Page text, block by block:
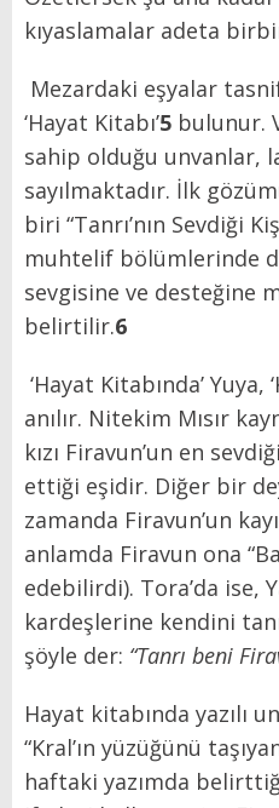
kıyaslamalar adeta
Mezardaki eşyalar
‘Hayat Kitabı’5 bulunur.
sahip olduğu unvanlar,
sayılmaktadır. İlk
biri “Tanrı’nın Sevdiği
muhtelif bölümlerinde de
sevgisine ve desteğine
belirtilir.6
‘Hayat Kitabında’ Yuya,
anılır. Nitekim Mısır
kızı Firavun’un en
ettiği eşidir. Diğer bir
zamanda Firavun’un
anlamda Firavun ona
edebilirdi). Tora’da ise,
kardeşlerine kendini
şöyle der: “Tanrı beni
Hayat kitabında yazılı
“Kral’ın yüzüğünü
haftaki yazımda